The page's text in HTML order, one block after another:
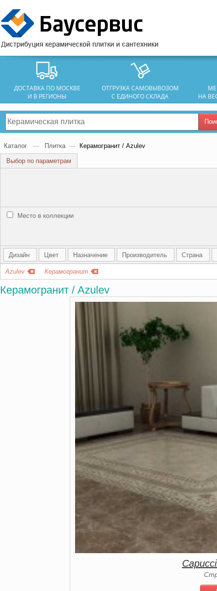
ДОСТАВКА ПО МОСКВЕ
И В РЕГИОНЫ
ОТГРУЗКА САМОВЫВОЗОМ
С ЕДИНОГО СКЛАДА
НА
Каталог — Плитка — Керамогранит / Azulev
Выбор по параметрам
Место в коллекции
Дизайн Цвет Назначение Производитель Страна
Azulev Керамогранит
Керамогранит / Azulev